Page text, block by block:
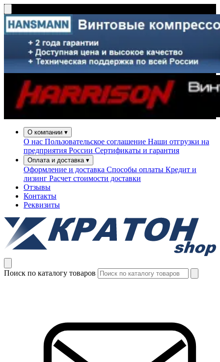
О компании ▾
О нас Пользовательское соглашение Наши отгрузки на
предприятия России Сертификаты и гарантия
Оплата и доставка ▾
Оформление и доставка Способы оплаты Кредит и
лизинг Расчет стоимости доставки
Отзывы
Контакты
Реквизиты
Поиск по каталогу товаров